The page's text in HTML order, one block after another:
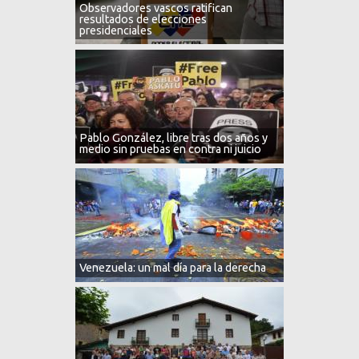
Observadores vascos ratifican
resultados de elecciones
presidenciales
Pablo González, libre tras dos años y
medio sin pruebas en contra ni juicio
Venezuela: un mal día para la derecha